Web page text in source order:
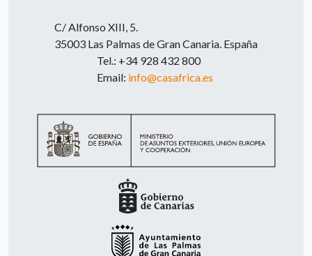
C/ Alfonso XIII, 5.
35003 Las Palmas de Gran Canaria. España
Tel.: +34 928 432 800
Email: info@casafrica.es